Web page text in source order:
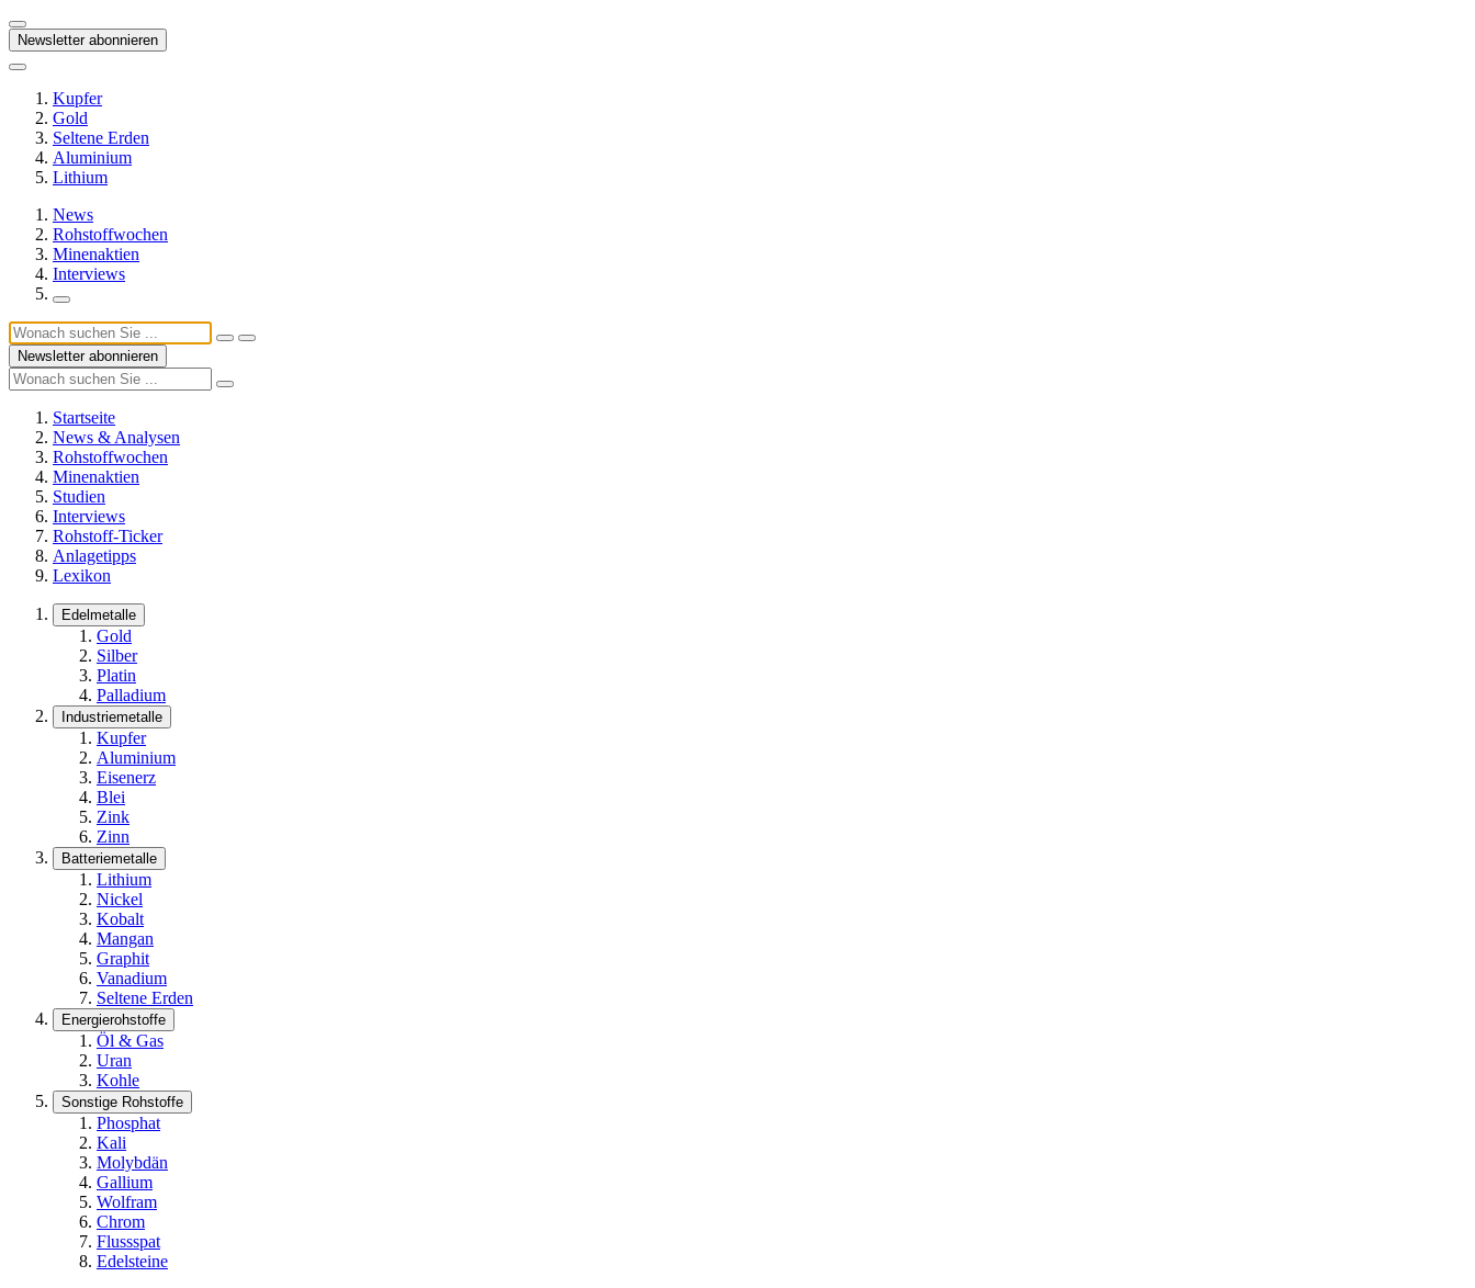
Newsletter abonnieren
Kupfer
Gold
Seltene Erden
Aluminium
Lithium
News
Rohstoffwochen
Minenaktien
Interviews
Newsletter abonnieren
Startseite
News & Analysen
Rohstoffwochen
Minenaktien
Studien
Interviews
Rohstoff-Ticker
Anlagetipps
Lexikon
Edelmetalle
Gold
Silber
Platin
Palladium
Industriemetalle
Kupfer
Aluminium
Eisenerz
Blei
Zink
Zinn
Batteriemetalle
Lithium
Nickel
Kobalt
Mangan
Graphit
Vanadium
Seltene Erden
Energierohstoffe
Öl & Gas
Uran
Kohle
Sonstige Rohstoffe
Phosphat
Kali
Molybdän
Gallium
Wolfram
Chrom
Flussspat
Edelsteine